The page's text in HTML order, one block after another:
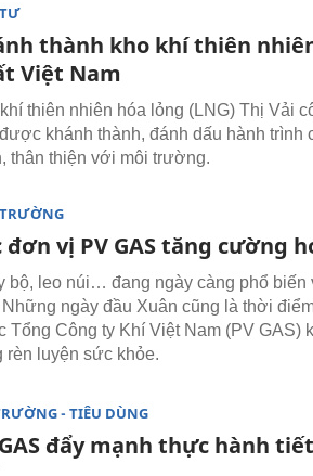
thành kho khí thiên
Việt Nam
thiên nhiên hóa lỏng (LNG) Thị Vải
khánh thành, đánh dấu hành trình
thân thiện với môi trường.
đơn vị PV GAS tăng cường
bộ, leo núi… đang ngày càng phổ biến
ngày đầu Xuân cũng là thời
Tổng Công ty Khí Việt Nam (PV GAS)
rèn luyện sức khỏe.
- TIÊU DÙNG
đẩy mạnh thực hành